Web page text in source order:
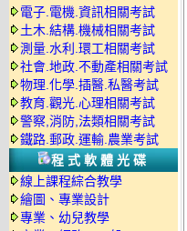
電子.電機.資訊相關考試
土木.結構.機械相關考試
測量.水利.環工相關考試
社會.地政.不動產相關考試
物理.化學.插醫.私醫考試
教育.觀光.心理相關考試
警察,消防,法類相關考試
鐵路.郵政.運輸.農業考試
程式軟體光碟
線上課程綜合教學
繪圖、專業設計
專業、幼兒教學